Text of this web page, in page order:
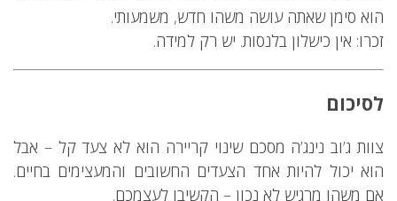
הוא סימן שאתה עושה משהו חדש, משמעותי.
זכרו: אין כישלון בלנסות. יש רק למידה.
לסיכום
צוות ג’וב נינג’ה מסכם שינוי קריירה הוא לא צעד קל – אבל
הוא יכול להיות אחד הצעדים החשובים והמעצימים בחיים.
אם משהו מרגיש לא נכון – הקשיבו לעצמכם.